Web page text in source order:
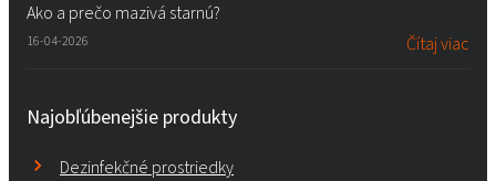
Ako a prečo mazivá starnú?
16-04-2026 Čítaj viac
Najobľúbenejšie produkty
Dezinfekčné prostriedky